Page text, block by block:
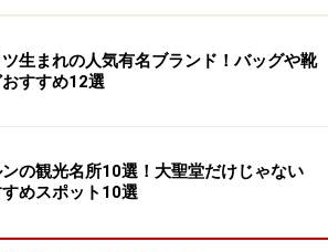
フへのアクセス
成田～デュッセルドルフ空港間就
空港から入国する場合は、ICEなどの
的。デュッセルドルフ空港駅から中
で約15分。
ツ生まれの人気有名ブランド！バッグや靴
すすめ12選
の観光名所10選！大聖堂だけじゃない
めスポット10選